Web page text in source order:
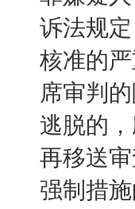
诉法规
核准的
席审判
逃脱的
再移送
强制措